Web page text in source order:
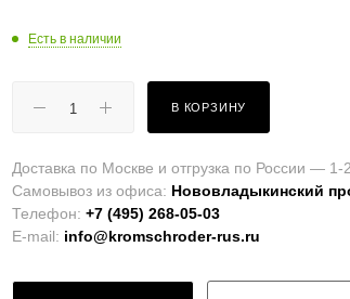
Есть в наличии
В КОРЗИНУ
Доставка по Москве и отгрузка по России — 1-
Самовывоз из офиса: Нововладыкинский
Телефон:+7 (495) 268-05-03
E-mail: info@kromschroder-rus.ru